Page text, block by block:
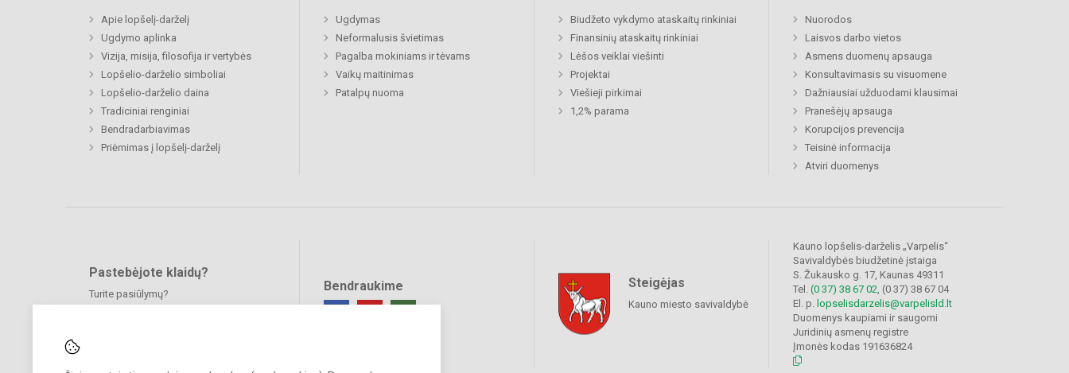
Apie lopšelį-darželį
Ugdymo aplinka
Vizija, misija, filosofija ir vertybės
Lopšelio-darželio simboliai
Lopšelio-darželio daina
Tradiciniai renginiai
Bendradarbiavimas
Priėmimas į lopšelį-darželį
Ugdymas
Neformalusis švietimas
Pagalba mokiniams ir tėvams
Vaikų maitinimas
Patalpų nuoma
Biudžeto vykdymo ataskaitų rinkiniai
Finansinių ataskaitų rinkiniai
Lėšos veiklai viešinti
Projektai
Viešieji pirkimai
1,2% parama
Nuorodos
Laisvos darbo vietos
Asmens duomenų apsauga
Konsultavimasis su visuomene
Dažniausiai užduodami klausimai
Pranešėjų apsauga
Korupcijos prevencija
Teisinė informacija
Atviri duomenys
Pastebėjote klaidų?
Turite pasiūlymų?
Bendraukime Steigėjas
Kauno miesto savivaldybė
Kauno lopšelis-darželis „Varpelis“
Savivaldybės biudžetinė įstaiga
S. Žukausko g. 17, Kaunas 49311
Tel. (0 37) 38 67 02, (0 37) 38 67 04
El. p. lopselisdarzelis@varpelisld.lt
Duomenys kaupiami ir saugomi
Juridinių asmenų registre
Įmonės kodas 191636824